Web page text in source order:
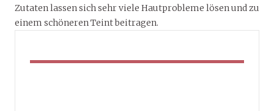
Zutaten lassen sich sehr viele Hautprobleme lösen und zu
einem schöneren Teint beitragen.